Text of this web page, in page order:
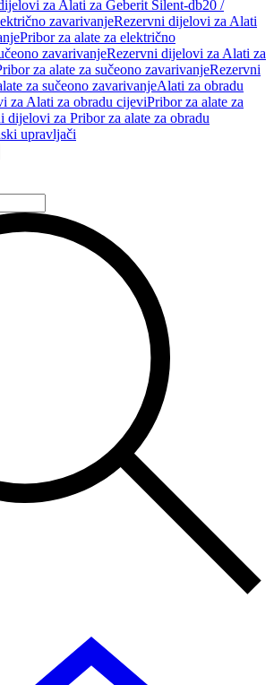
za Alati za Geberit Silent-db20 /
zavarivanjeRezervni dijelovi za Alati
Pribor za alate za električno
zavarivanjeRezervni dijelovi za Alati za
za alate za sučeono zavarivanjeRezervni
za sučeono zavarivanjeAlati za obradu
za Alati za obradu cijeviPribor za alate za
dijelovi za Pribor za alate za obradu
upravljači